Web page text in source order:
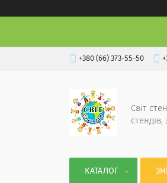
+380 (66) 373-55-50
Світ
стендів,
КАТАЛОГ